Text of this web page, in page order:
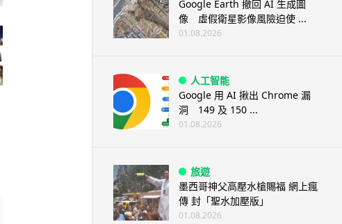
Google Earth 撤回 AI 生成圖
像 虛假衛星影像風險迫使 ...
01.08.2026
人工智能
Google 用 AI 揪出 Chrome 漏
洞 149 及 150 ...
01.08.2026
旅遊
墨西哥神父高壓水槍賜福 網上瘋
傳 封「聖水加壓版」
01.08.2026